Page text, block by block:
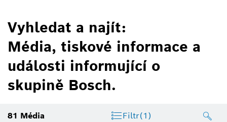
Vyhledat a najít:
Média, tiskové informace a
události informující o
skupině Bosch.
81 Média Filtr(1)